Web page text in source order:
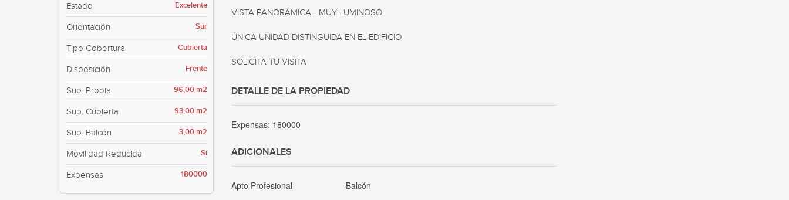
Estado Excelente
Orientación Sur
Tipo Cobertura Cubierta
Disposición Frente
Sup. Propia 96,00 m2
Sup. Cubierta 93,00 m2
Sup. Balcón 3,00 m2
Movilidad Reducida Sí
Expensas 180000
VISTA PANORÁMICA - MUY LUMINOSO
ÚNICA UNIDAD DISTINGUIDA EN EL EDIFICIO
SOLICITA TU VISITA
DETALLE DE LA PROPIEDAD
Expensas: 180000
ADICIONALES
Apto Profesional Balcón